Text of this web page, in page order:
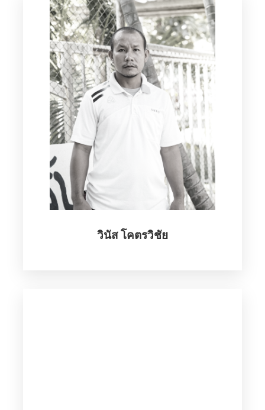
แม่บ้าน
ฝ่ายอาคารสถานที่
สำนักงานโรงเรียนวิถีธรรมฯ